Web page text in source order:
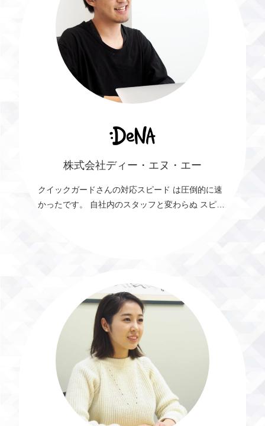
株式会社ディー・エヌ・エー
クイックガードさんの対応スピード は圧倒的に速
かったです。 自社内のスタッフと変わらぬ スピー